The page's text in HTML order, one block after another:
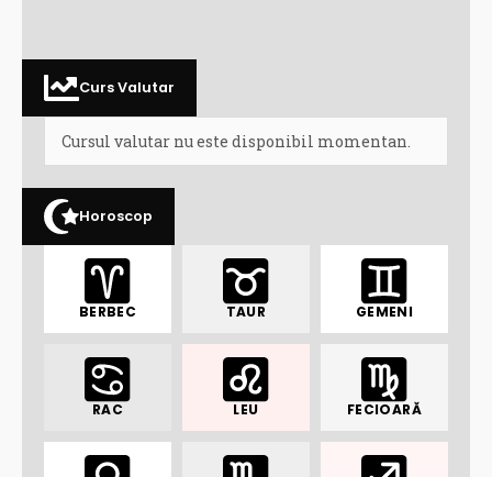
Curs Valutar
Cursul valutar nu este disponibil momentan.
Horoscop
BERBEC TAUR GEMENI
RAC LEU FECIOARĂ